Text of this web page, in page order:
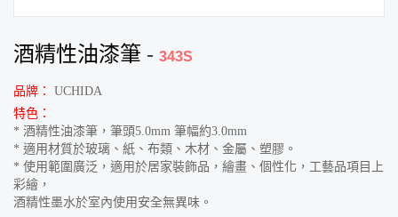
酒精性油漆筆 - 343S
品牌：
UCHIDA
特色：
* 酒精性油漆筆，筆頭5.0mm 筆幅約3.0mm
* 適用材質於玻璃、紙、布類、木材、金屬、塑膠。
* 使用範圍廣泛，適用於居家裝飾品，繪畫、個性化，工藝品項目上
彩繪，
酒精性墨水於室內使用安全無異味。